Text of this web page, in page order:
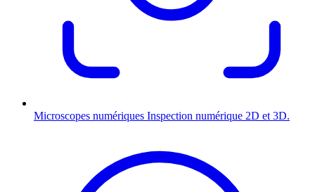
Microscopes numériques Inspection numérique 2D et 3D.